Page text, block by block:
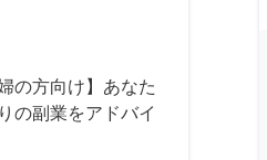
の方向け】あなた
の副業をアドバイ